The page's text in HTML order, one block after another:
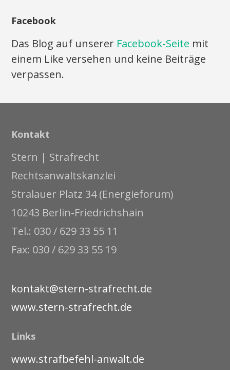
Facebook
Das Blog auf unserer Facebook-Seite mit
einem Like versehen und keine Beiträge
verpassen.
Kontakt
Stern | Strafrecht
Rechtsanwaltskanzlei
Stralauer Platz 34 (Energieforum)
10243 Berlin-Friedrichshain
Tel.: 030 / 629 33 55 11
Fax: 030 / 629 33 55 19
kontakt@stern-strafrecht.de
www.stern-strafrecht.de
Links
www.strafbefehl-anwalt.de